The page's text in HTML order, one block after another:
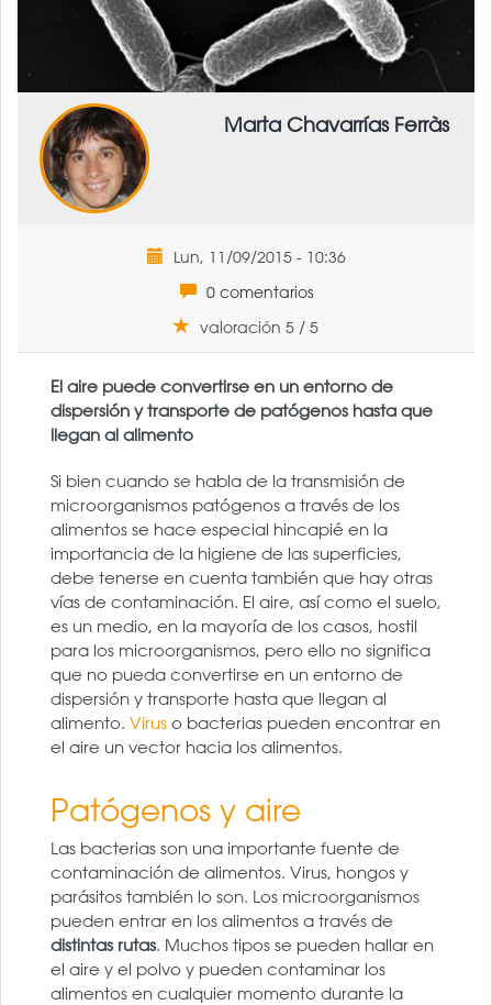
Marta Chavarrías Ferràs
Lun, 11/09/2015 - 10:36
0 comentarios
valoración 5 / 5
El aire puede convertirse en un entorno de
dispersión y transporte de patógenos hasta que
llegan al alimento
Si bien cuando se habla de la transmisión de
microorganismos patógenos a través de los
alimentos se hace especial hincapié en la
importancia de la higiene de las superficies,
debe tenerse en cuenta también que hay otras
vías de contaminación. El aire, así como el suelo,
es un medio, en la mayoría de los casos, hostil
para los microorganismos, pero ello no significa
que no pueda convertirse en un entorno de
dispersión y transporte hasta que llegan al
alimento. Virus o bacterias pueden encontrar en
el aire un vector hacia los alimentos.
Patógenos y aire
Las bacterias son una importante fuente de
contaminación de alimentos. Virus, hongos y
parásitos también lo son. Los microorganismos
pueden entrar en los alimentos a través de
distintas rutas. Muchos tipos se pueden hallar en
el aire y el polvo y pueden contaminar los
alimentos en cualquier momento durante la